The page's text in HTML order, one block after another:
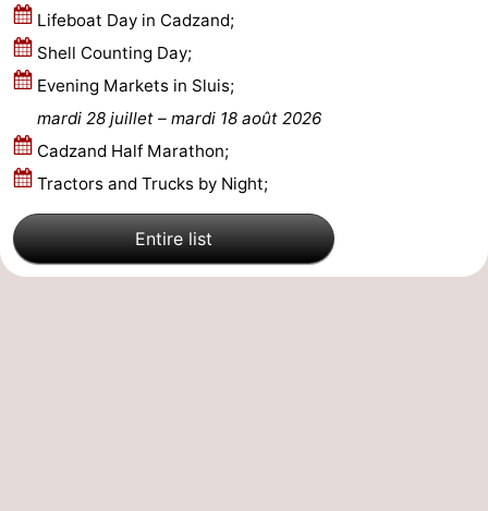
côte
-
Knokke-
Heist
-
Zeebrugge
Blankenberge
-
Wenduine
Météo
Contact
Lifeboat Day in Cadzand;
Shell Counting Day;
Evening Markets in Sluis;
mardi 28 juillet – mardi 18 août 2026
Cadzand Half Marathon;
Tractors and Trucks by Night;
Entire list